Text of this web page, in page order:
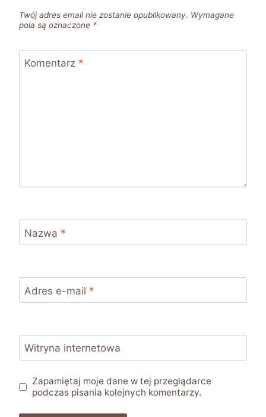
Twój adres email nie zostanie opublikowany. Wymagane
pola są oznaczone *
Komentarz *
Nazwa *
Adres e-mail *
Witryna internetowa
Zapamiętaj moje dane w tej przeglądarce
podczas pisania kolejnych komentarzy.